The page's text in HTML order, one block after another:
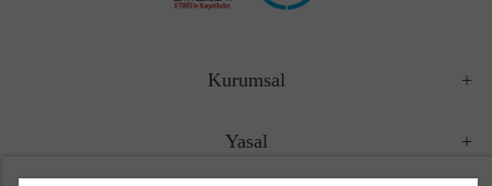
Kurumsal
Yasal